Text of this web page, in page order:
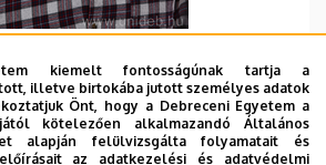
Általános Orvostudományi
Molekuláris Biológiai Intézet
mellék
kiemelt fontosságúnak tartja a
illetve birtokába jutott személyes adatok
Önt, hogy a Debreceni Egyetem a
kötelezően alkalmazandó Általános
alapján felülvizsgálta folyamatait és
az adatkezelési és adatvédelmi